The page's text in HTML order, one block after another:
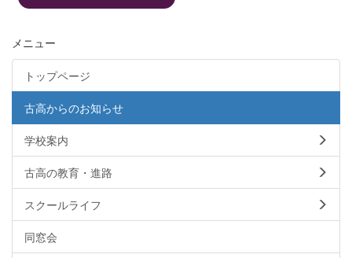
メニュー
トップページ
古高からのお知らせ
学校案内
古高の教育・進路
スクールライフ
同窓会